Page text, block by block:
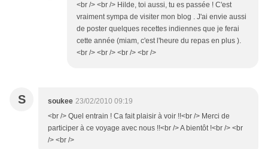
<br /> <br /> Hilde, toi aussi, tu es passée ! C'est
vraiment sympa de visiter mon blog . J'ai envie aussi
de poster quelques recettes indiennes que je ferai
cette année (miam, c'est l'heure du repas en plus ).
<br /> <br /> <br /> <br />
S soukee 23/02/2010 09:19
<br /> Quel entrain ! Ca fait plaisir à voir !!<br /> Merci de
participer à ce voyage avec nous !!<br /> A bientôt !<br /> <br
/> <br />